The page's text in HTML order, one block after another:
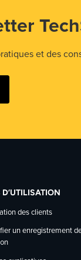
et des
des clients
un enregistrement